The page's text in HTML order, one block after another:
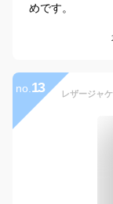
めです。
no. 13